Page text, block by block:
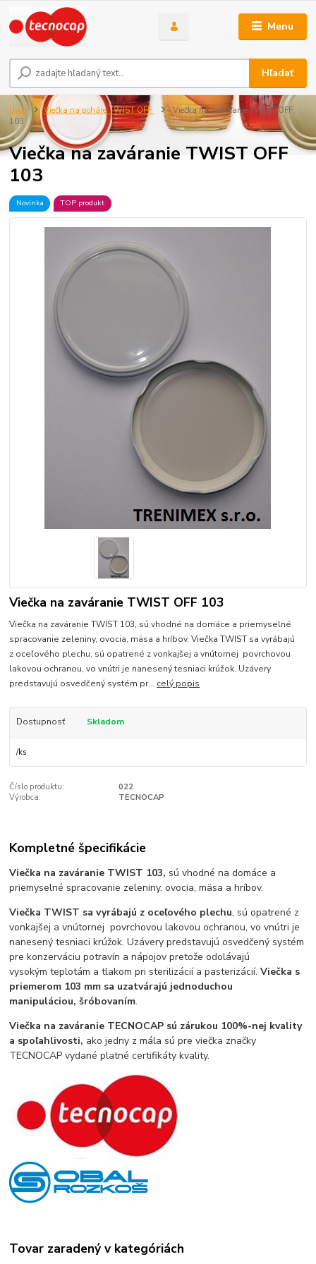
Menu
Hľadať
Úvod Viečka na poháre TWIST OFF
Viečka na zaváranie TWIST OFF
103
Viečka na zaváranie TWIST OFF
103
Novinka TOP produkt
Viečka na zaváranie TWIST OFF 103
Viečka na zaváranie TWIST 103, sú vhodné na domáce a priemyselné
spracovanie zeleniny, ovocia, mäsa a hríbov. Viečka TWIST sa vyrábajú
z oceľového plechu, sú opatrené z vonkajšej a vnútornej povrchovou
lakovou ochranou, vo vnútri je nanesený tesniaci krúžok. Uzávery
predstavujú osvedčený systém pr... celý popis
Dostupnosť Skladom
/ks
Číslo produktu:
022
Výrobca:
TECNOCAP
Kompletné špecifikácie
Viečka na zaváranie TWIST 103, sú vhodné na domáce a
priemyselné spracovanie zeleniny, ovocia, mäsa a hríbov.
Viečka TWIST sa vyrábajú z oceľového plechu, sú opatrené z
vonkajšej a vnútornej povrchovou lakovou ochranou, vo vnútri je
nanesený tesniaci krúžok. Uzávery predstavujú osvedčený systém
pre konzerváciu potravín a nápojov pretože odolávajú
vysokým teplotám a tlakom pri sterilizácií a pasterizácií.Viečka s
priemerom 103 mm sa uzatvárajú jednoduchou
manipuláciou, šróbovaním.
Viečka na zaváranie TECNOCAP sú zárukou 100%-nej kvality
a spoľahlivosti, ako jedny z mála sú pre viečka značky
TECNOCAP vydané platné certifikáty kvality.
Tovar zaradený v kategóriách